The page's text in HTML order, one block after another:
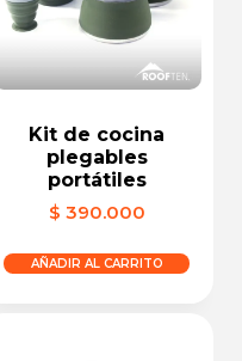
Kit de cocina
plegables
portátiles
$ 390.000
AÑADIR AL CARRITO